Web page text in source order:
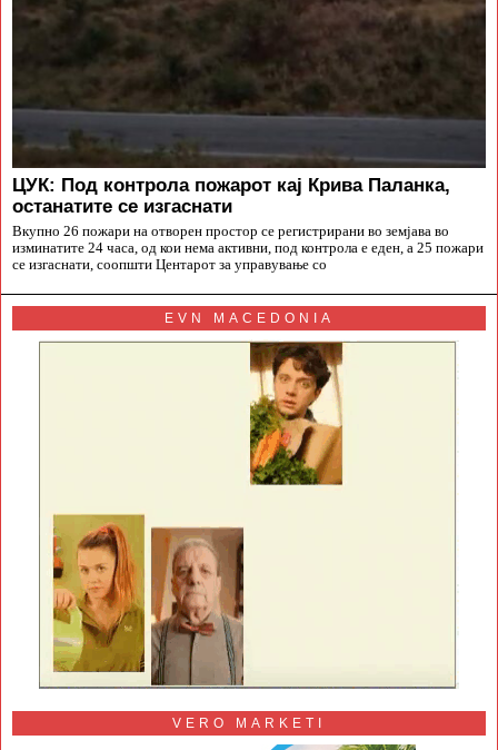
ЦУК: Под контрола пожарот кај Крива Паланка,
останатите се изгаснати
Вкупно 26 пожари на отворен простор се регистрирани во земјава во
изминатите 24 часа, од кои нема активни, под контрола е еден, а 25 пожари
се изгаснати, соопшти Центарот за управување со
EVN MACEDONIA
VERO MARKETI